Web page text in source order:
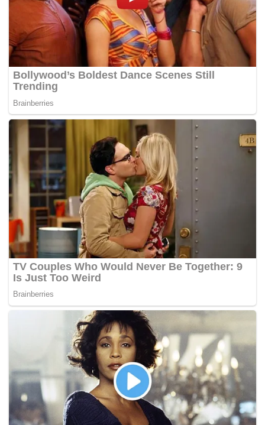
Perusahaan Perladangan dan Komoditi dan Datuk Wan
Mohammad Khair-il Anuar Wan Ahmad, terkorban dalam
nahas helikopter di Sebuyau, Sarawak, 5 Mei lepas.
Suruhanjaya Pilihan Raya dalam mesyuarat khas
semalam memutuskan PRK Sungai Besar dan PRK Kuala
Kangsar diadakan serentak dengan hari penamaan calon
pada 5 Jun, pengundian awal 14 Jun dan hari mengundi
pada 18 Jun.- BERNAMA
pakatan harapan